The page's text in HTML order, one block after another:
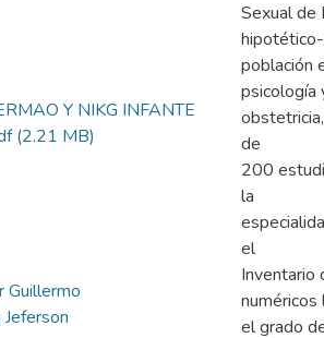
Y NIKG INFANTE
(2.21 MB)
Guillermo
Sexual de
población
psicología
de
200
la
el
Inventario
el grado